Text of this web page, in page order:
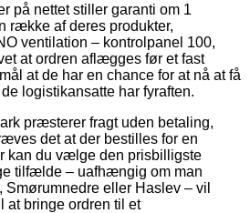
på nettet stiller garanti om 1
række af deres produkter,
ventilation – kontrolpanel 100,
at ordren aflægges før et fast
at de har en chance for at nå at få
logistikansatte har fyraften.
præsterer fragt uden betaling,
det at der bestilles for en
kan du vælge den prisbilligste
tilfælde – uafhængig om man
eller Haslev – vil
at bringe ordren til et